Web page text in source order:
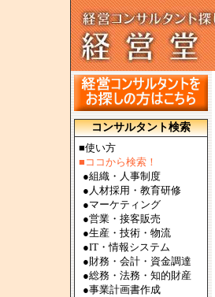
コンサルタント検索
■使い方
■ココから検索！
●組織・人事制度
● 人材採用・教育研修
●マーケティング
●営業・接客販売
●生産・技術・物流
●IT・情報システム
●財務・会計・資金調達
●総務・法務・知的財産
●事業計画書作成